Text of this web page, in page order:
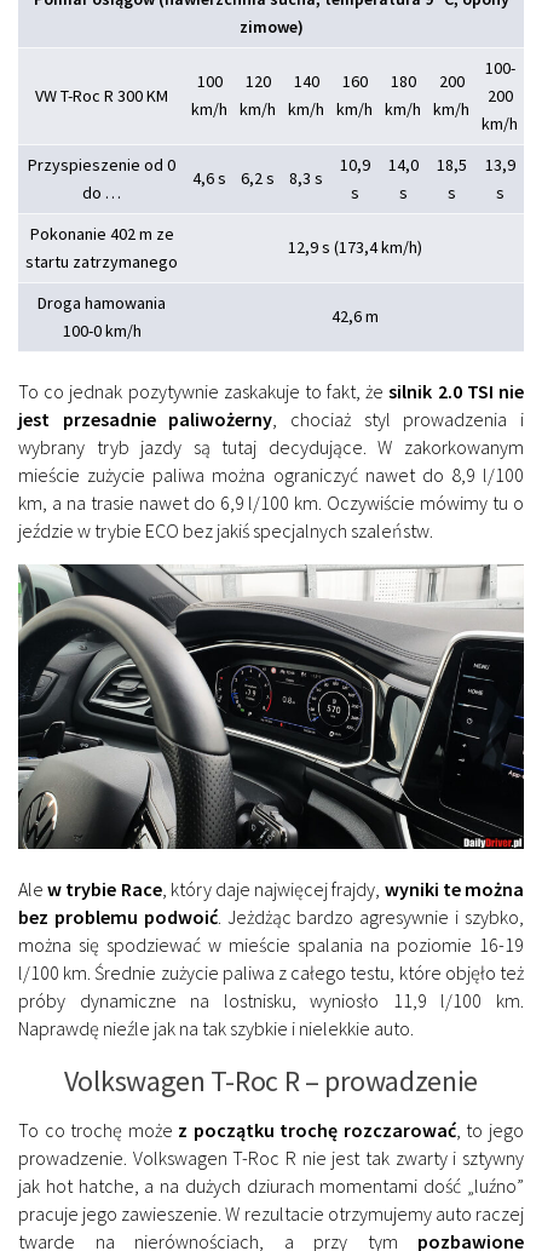
zimowe)
VW T-Roc R 300 KM
100
km/h
120
km/h
140
km/h
160
km/h
180
km/h
200
km/h
100-
200
km/h
Przyspieszenie od 0
do …
4,6 s 6,2 s 8,3 s
10,9
s
14,0
s
18,5
s
13,9
s
Pokonanie 402 m ze
startu zatrzymanego
12,9 s (173,4 km/h)
Droga hamowania
100-0 km/h
42,6 m
To co jednak pozytywnie zaskakuje to fakt, że silnik 2.0 TSI nie
jest przesadnie paliwożerny, chociaż styl prowadzenia i
wybrany tryb jazdy są tutaj decydujące. W zakorkowanym
mieście zużycie paliwa można ograniczyć nawet do 8,9 l/100
km, a na trasie nawet do 6,9 l/100 km. Oczywiście mówimy tu o
jeździe w trybie ECO bez jakiś specjalnych szaleństw.
Alew trybie Race, który daje najwięcej frajdy, wyniki te można
bez problemu podwoić. Jeżdżąc bardzo agresywnie i szybko,
można się spodziewać w mieście spalania na poziomie 16-19
l/100 km. Średnie zużycie paliwa z całego testu, które objęło też
próby dynamiczne na lostnisku, wyniosło 11,9 l/100 km.
Naprawdę nieźle jak na tak szybkie i nielekkie auto.
Volkswagen T-Roc R – prowadzenie
To co trochę może z początku trochę rozczarować, to jego
prowadzenie. Volkswagen T-Roc R nie jest tak zwarty i sztywny
jak hot hatche, a na dużych dziurach momentami dość „luźno”
pracuje jego zawieszenie. W rezultacie otrzymujemy auto raczej
twarde na nierównościach, a przy tym pozbawione